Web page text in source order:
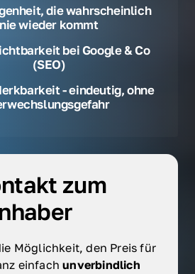
die wahrscheinlich
nie wieder kommt
bei Google & Co
(SEO)
- eindeutig, ohne
zum
Möglichkeit, den Preis für
einfach